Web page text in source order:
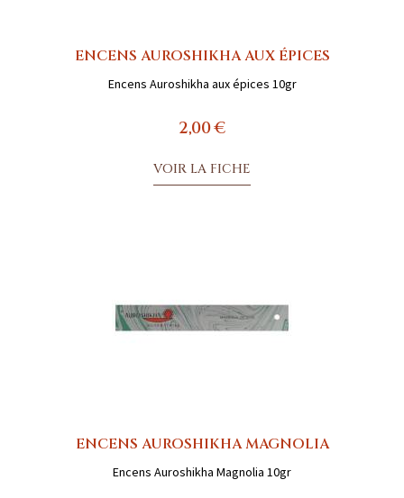
ENCENS AUROSHIKHA AUX ÉPICES
Encens Auroshikha aux épices 10gr
2,00 €
VOIR LA FICHE
ENCENS AUROSHIKHA MAGNOLIA
Encens Auroshikha Magnolia 10gr